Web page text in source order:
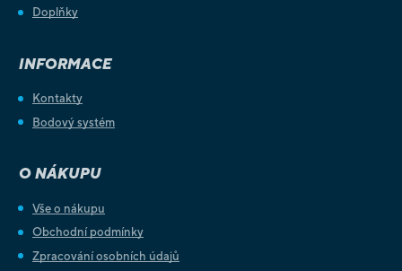
Doplňky
INFORMACE
Kontakty
Bodový systém
O NÁKUPU
Vše o nákupu
Obchodní podmínky
Zpracování osobních údajů